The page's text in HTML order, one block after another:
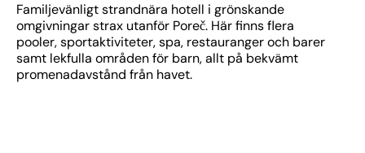
Familjevänligt strandnära hotell i grönskande
omgivningar strax utanför Poreč. Här finns flera
pooler, sportaktiviteter, spa, restauranger och barer
samt lekfulla områden för barn, allt på bekvämt
promenadavstånd från havet.